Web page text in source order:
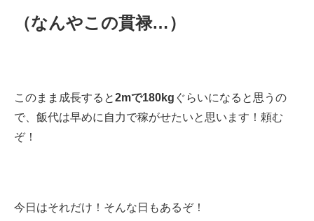
（なんやこの貫禄…）
このまま成長すると2mで180kg ぐらいになると思うの
で、飯代は早めに自力で稼がせたいと思います！頼む
ぞ！
今日はそれだけ！そんな日もあるぞ！